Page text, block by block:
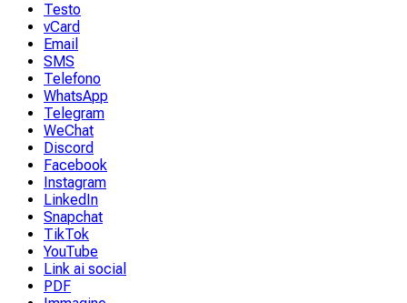
Testo
vCard
Email
SMS
Telefono
WhatsApp
Telegram
WeChat
Discord
Facebook
Instagram
LinkedIn
Snapchat
TikTok
YouTube
Link ai social
PDF